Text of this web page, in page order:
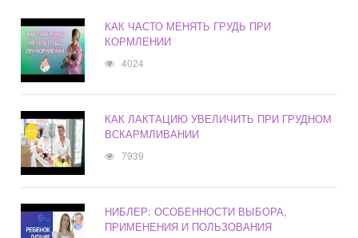
КАК ЧАСТО МЕНЯТЬ ГРУДЬ ПРИ
КОРМЛЕНИИ
4024
КАК ЛАКТАЦИЮ УВЕЛИЧИТЬ ПРИ ГРУДНОМ
ВСКАРМЛИВАНИИ
7939
НИБЛЕР: ОСОБЕННОСТИ ВЫБОРА,
ПРИМЕНЕНИЯ И ПОЛЬЗОВАНИЯ